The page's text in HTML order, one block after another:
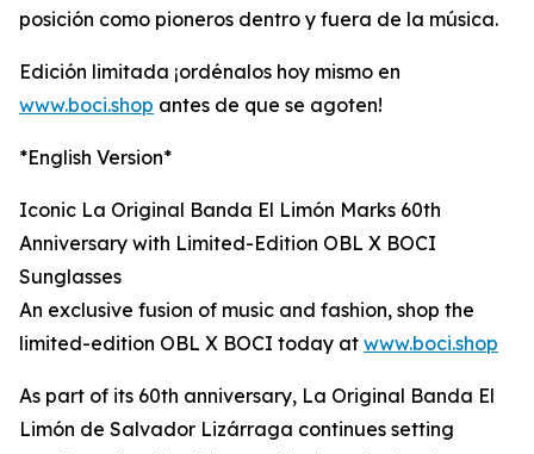
posición como pioneros dentro y fuera de la música.
Edición limitada ¡ordénalos hoy mismo en
www.boci.shop antes de que se agoten!
*English Version*
Iconic La Original Banda El Limón Marks 60th
Anniversary with Limited-Edition OBL X BOCI
Sunglasses
An exclusive fusion of music and fashion, shop the
limited-edition OBL X BOCI today at www.boci.shop
As part of its 60th anniversary, La Original Banda El
Limón de Salvador Lizárraga continues setting